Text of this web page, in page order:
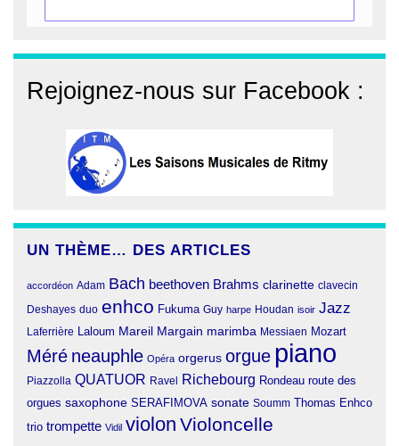
Rejoignez-nous sur Facebook :
UN THÈME… DES ARTICLES
accordéon Adam Bach beethoven Brahms clarinette clavecin
Deshayes duo enhco Fukuma Guy harpe Houdan isoir Jazz
Laferrière Laloum Mareil Margain marimba Messiaen Mozart
Méré neauphle Opéra orgerus orgue piano
Piazzolla QUATUOR Ravel Richebourg Rondeau route des
orgues saxophone SERAFIMOVA sonate Soumm Thomas Enhco
trio trompette Vidil violon Violoncelle